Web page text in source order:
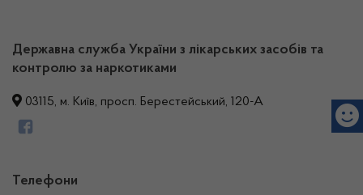
Державна служба України з лікарських засобів та
контролю за наркотиками
03115, м. Київ, просп. Берестейський, 120-А
Телефони